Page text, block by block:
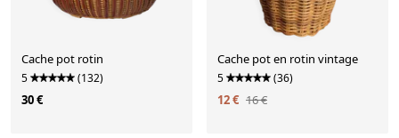
Cache pot rotin
5 (132)
30 €
Cache pot en rotin vintage
5 (36)
12 € 16 €